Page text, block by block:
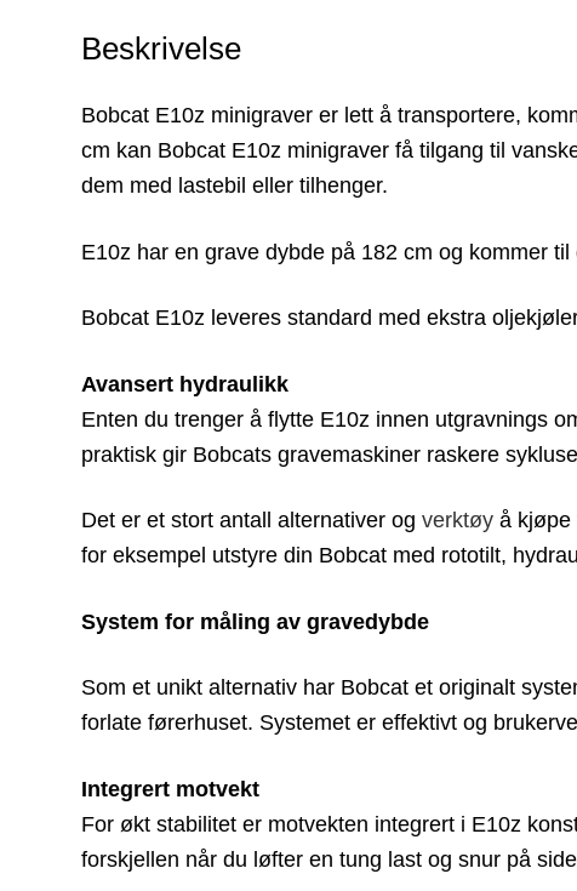
Beskrivelse
Bobcat E10z minigraver er lett å transportere,
cm kan Bobcat E10z minigraver få tilgang til
dem med lastebil eller tilhenger.
E10z har en grave dybde på 182 cm og kommer
Bobcat E10z leveres standard med ekstra
Avansert hydraulikk
Enten du trenger å flytte E10z innen utgravnings
praktisk gir Bobcats gravemaskiner raskere
Det er et stort antall alternativer ogverktøy å kjøpe
for eksempel utstyre din Bobcat med rototilt,
System for måling av gravedybde
Som et unikt alternativ har Bobcat et originalt
forlate førerhuset. Systemet er effektivt og
Integrert motvekt
For økt stabilitet er motvekten integrert i E10z
forskjellen når du løfter en tung last og snur på